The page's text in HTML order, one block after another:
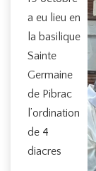
a eu lieu en
la basilique
Sainte
Germaine
de Pibrac
l’ordination
de 4
diacres